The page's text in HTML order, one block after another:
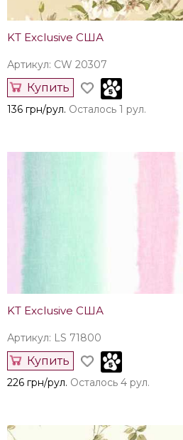
KT Exclusive США
Артикул: CW 20307
Купить
136 грн/рул. Осталось 1 рул.
KT Exclusive США
Артикул: LS 71800
Купить
226 грн/рул. Осталось 4 рул.